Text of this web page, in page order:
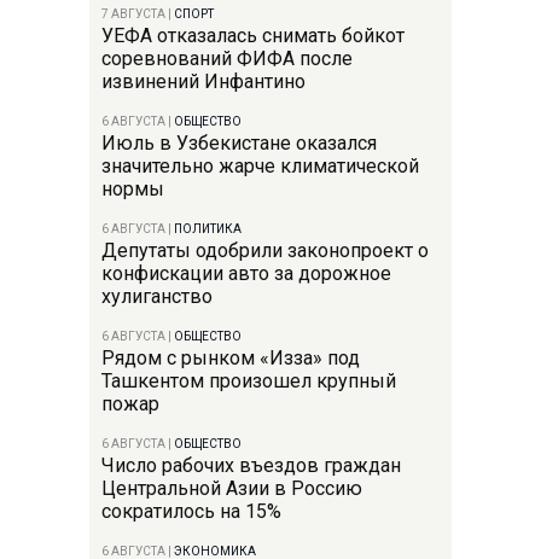
7 АВГУСТА СПОРТ
УЕФА отказалась снимать бойкот
соревнований ФИФА после
извинений Инфантино
6 АВГУСТА ОБЩЕСТВО
Июль в Узбекистане оказался
значительно жарче климатической
нормы
6 АВГУСТА ПОЛИТИКА
Депутаты одобрили законопроект о
конфискации авто за дорожное
хулиганство
6 АВГУСТА ОБЩЕСТВО
Рядом с рынком «Изза» под
Ташкентом произошел крупный
пожар
6 АВГУСТА ОБЩЕСТВО
Число рабочих въездов граждан
Центральной Азии в Россию
сократилось на 15%
6 АВГУСТА ЭКОНОМИКА